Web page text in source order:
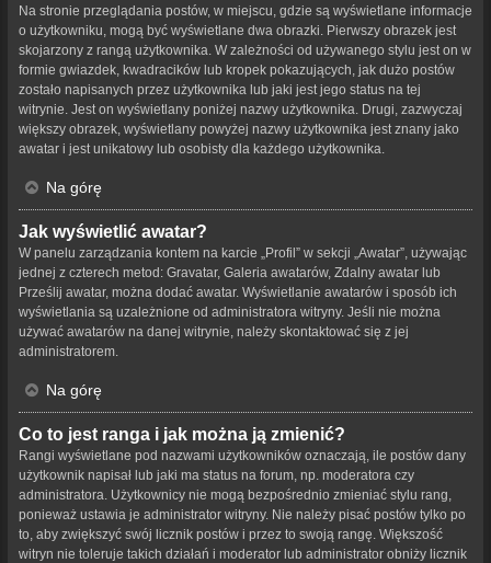
Na stronie przeglądania postów, w miejscu, gdzie są wyświetlane informacje
o użytkowniku, mogą być wyświetlane dwa obrazki. Pierwszy obrazek jest
skojarzony z rangą użytkownika. W zależności od używanego stylu jest on w
formie gwiazdek, kwadracików lub kropek pokazujących, jak dużo postów
zostało napisanych przez użytkownika lub jaki jest jego status na tej
witrynie. Jest on wyświetlany poniżej nazwy użytkownika. Drugi, zazwyczaj
większy obrazek, wyświetlany powyżej nazwy użytkownika jest znany jako
awatar i jest unikatowy lub osobisty dla każdego użytkownika.
Na górę
Jak wyświetlić awatar?
W panelu zarządzania kontem na karcie „Profil” w sekcji „Awatar”, używając
jednej z czterech metod: Gravatar, Galeria awatarów, Zdalny awatar lub
Prześlij awatar, można dodać awatar. Wyświetlanie awatarów i sposób ich
wyświetlania są uzależnione od administratora witryny. Jeśli nie można
używać awatarów na danej witrynie, należy skontaktować się z jej
administratorem.
Na górę
Co to jest ranga i jak można ją zmienić?
Rangi wyświetlane pod nazwami użytkowników oznaczają, ile postów dany
użytkownik napisał lub jaki ma status na forum, np. moderatora czy
administratora. Użytkownicy nie mogą bezpośrednio zmieniać stylu rang,
ponieważ ustawia je administrator witryny. Nie należy pisać postów tylko po
to, aby zwiększyć swój licznik postów i przez to swoją rangę. Większość
witryn nie toleruje takich działań i moderator lub administrator obniży licznik